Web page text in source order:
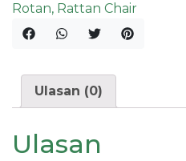
Rotan, Rattan Chair
Ulasan (0)
Ulasan